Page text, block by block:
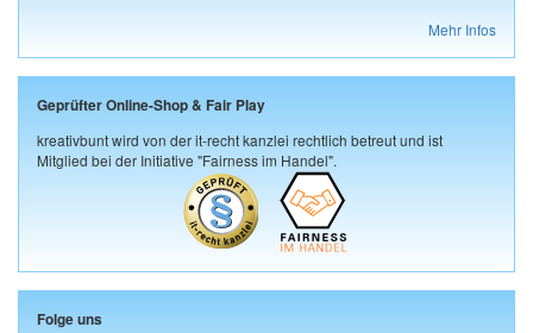
Mehr Infos
Geprüfter Online-Shop & Fair Play
kreativbunt wird von der it-recht kanzlei rechtlich betreut und ist
Mitglied bei der Initiative "Fairness im Handel".
Folge uns